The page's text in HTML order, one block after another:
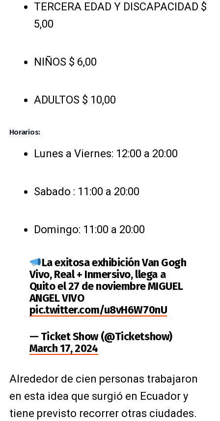
TERCERA EDAD Y DISCAPACIDAD $
5,00
NIÑOS $ 6,00
ADULTOS $ 10,00
Horarios:
Lunes a Viernes: 12:00 a 20:00
Sabado : 11:00 a 20:00
Domingo: 11:00 a 20:00
La exitosa exhibición Van Gogh
Vivo, Real + Inmersivo, llega a
Quito el 27 de noviembre MIGUEL
ANGEL VIVO
pic.twitter.com/u8vH6W70nU
— Ticket Show (@Ticketshow)
March 17, 2024
Alrededor de cien personas trabajaron
en esta idea que surgió en Ecuador y
tiene previsto recorrer otras ciudades.